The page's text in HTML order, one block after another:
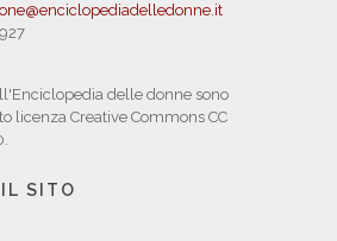
delle donne sono
licenza Creative Commons CC
IL SITO